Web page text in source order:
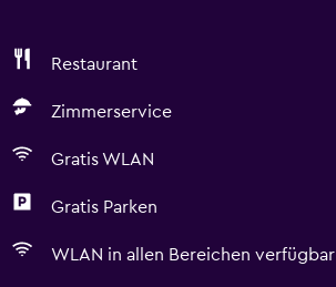
Restaurant
Zimmerservice
Gratis WLAN
Gratis Parken
WLAN in allen Bereichen verfügbar